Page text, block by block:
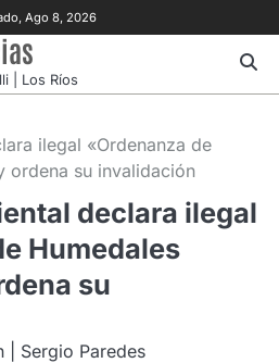
Ago 8, 2026
| Los Ríos
ilegal «Ordenanza de
ordena su invalidación
declara ilegal
Humedales
su
| Sergio Paredes